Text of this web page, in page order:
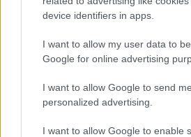
device identifiers in apps.
I want to allow my user data to
Google for online advertising
I want to allow Google to send me
personalized advertising.
I want to allow Google to enable
σειρών είχαν ζήσει τον
μου έλεγε στο καμαρίνι ότι
έβλεπε ένα επεισόδιο και
ηθοποιός σχολίασε και το
μόνο επεισόδια των
διασωθεί; «Είναι μια
γαϊδουριά αυτών που